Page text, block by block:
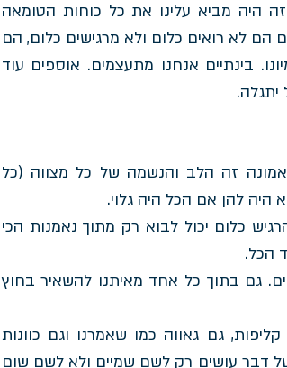
היה מביא עלינו את כל כוחות הטומאה
הם לא רואים כלום ולא מרגישים כלום, הם
בינתיים אנחנו מתעצמים. אוספים עוד
יתגלה.
זה הלב והנשמה של כל מצווה (כל
היה להן אם הכל היה גלוי.
כלום יכול לבוא רק מתוך נאמנות הכי
הכל.
גם בתוך כל אחד מאיתנו להשאיר בחוץ
גם גאווה כמו שאמרנו וגם כוונות
דבר עושים רק לשם שמיים ולא לשם שום